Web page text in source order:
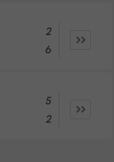
2
6
5
2